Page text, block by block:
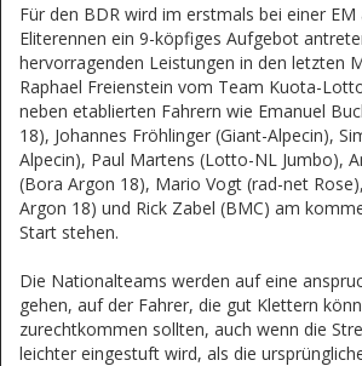
Für den BDR wird im erstmals bei einer
Eliterennen ein 9-köpfiges Aufgebot
hervorragenden Leistungen in den letzten
Raphael Freienstein vom Team Kuota-
neben etablierten Fahrern wie Emanuel
18), Johannes Fröhlinger (Giant-Alpecin),
Alpecin), Paul Martens (Lotto-NL Jumbo),
(Bora Argon 18), Mario Vogt (rad-net
Argon 18) und Rick Zabel (BMC) am
Start stehen.
Die Nationalteams werden auf eine
gehen, auf der Fahrer, die gut Klettern
zurechtkommen sollten, auch wenn die
leichter eingestuft wird, als die